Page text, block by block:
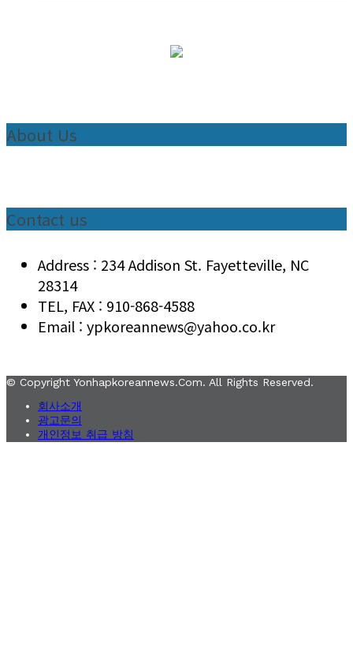
About Us
Contact us
Address : 234 Addison St. Fayetteville, NC
28314
TEL, FAX : 910-868-4588
Email : ypkoreannews@yahoo.co.kr
© Copyright Yonhapkoreannews.com. All Rights Reserved.
회사소개
광고문의
개인정보 취급 방침